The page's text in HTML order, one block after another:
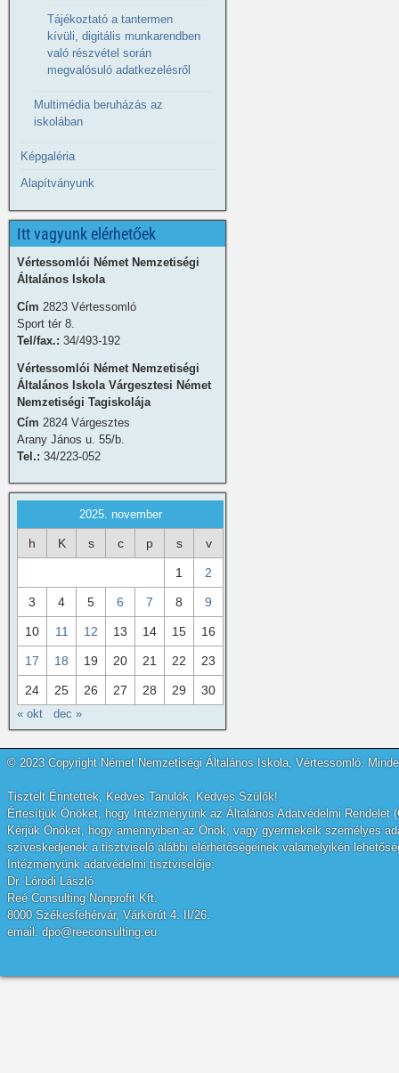
Tájékoztató a tantermen
kívüli, digitális munkarendben
való részvétel során
megvalósuló adatkezelésről
Multimédia beruházás az
iskolában
Képgaléria
Alapítványunk
Itt vagyunk elérhetőek
Vértessomlói Német Nemzetiségi
Általános Iskola
Cím 2823 Vértessomló
Sport tér 8.
Tel/fax.: 34/493-192
Vértessomlói Német Nemzetiségi
Általános Iskola Várgesztesi Német
Nemzetiségi Tagiskolája
Cím 2824 Várgesztes
Arany János u. 55/b.
Tel.: 34/223-052
2025. november
h K s c p s v
1 2
3 4 5 6 7 8 9
10 11 12 13 14 15 16
17 18 19 20 21 22 23
24 25 26 27 28 29 30
« okt dec »
© 2023 Copyright Német Nemzetiségi Általános Iskola, Vértessomló.
Tisztelt Érintettek, Kedves Tanulók, Kedves Szülők!
Értesítjük Önöket, hogy Intézményünk az Általános Adatvédelmi
Kérjük Önöket, hogy amennyiben az Önök, vagy gyermekeik személyes
szíveskedjenek a tisztviselő alábbi elérhetőségeinek valamelyikén
Intézményünk adatvédelmi tisztviselője:
Dr. Lórodi László
Reé Consulting Nonprofit Kft.
8000 Székesfehérvár, Várkörút 4. II/26.
email: dpo@reeconsulting.eu